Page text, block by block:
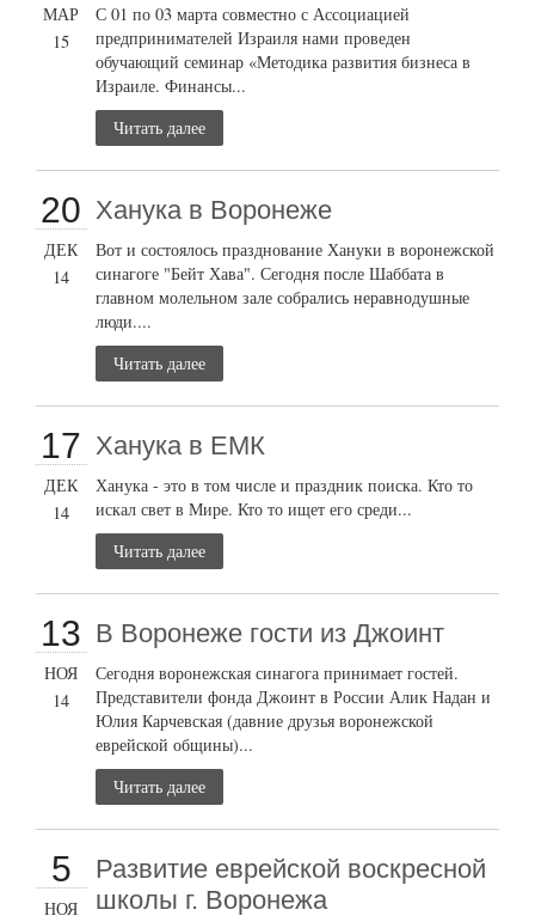
МАР
15
С 01 по 03 марта совместно с Ассоциацией
предпринимателей Израиля нами проведен
обучающий семинар «Методика развития бизнеса в
Израиле. Финансы...
Читать далее
20
ДЕК
14
Ханука в Воронеже
Вот и состоялось празднование Хануки в воронежской
синагоге "Бейт Хава". Сегодня после Шаббата в
главном молельном зале собрались неравнодушные
люди....
Читать далее
17
ДЕК
14
Ханука в ЕМК
Ханука - это в том числе и праздник поиска. Кто то
искал свет в Мире. Кто то ищет его среди...
Читать далее
13
НОЯ
14
В Воронеже гости из Джоинт
Сегодня воронежская синагога принимает гостей.
Представители фонда Джоинт в России Алик Надан и
Юлия Карчевская (давние друзья воронежской
еврейской общины)...
Читать далее
5
НОЯ
Развитие еврейской воскресной
школы г. Воронежа